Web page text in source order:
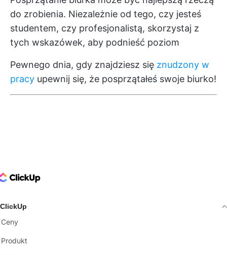
do zrobienia. Niezależnie od tego, czy jesteś
studentem, czy profesjonalistą, skorzystaj z
tych wskazówek, aby podnieść poziom
Pewnego dnia, gdy znajdziesz się znudzony w
pracy upewnij się, że posprzątałeś swoje biurko!
Logo
ClickUp
Ceny
Produkt